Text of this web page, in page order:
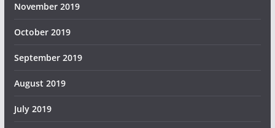
November 2019
October 2019
September 2019
August 2019
July 2019